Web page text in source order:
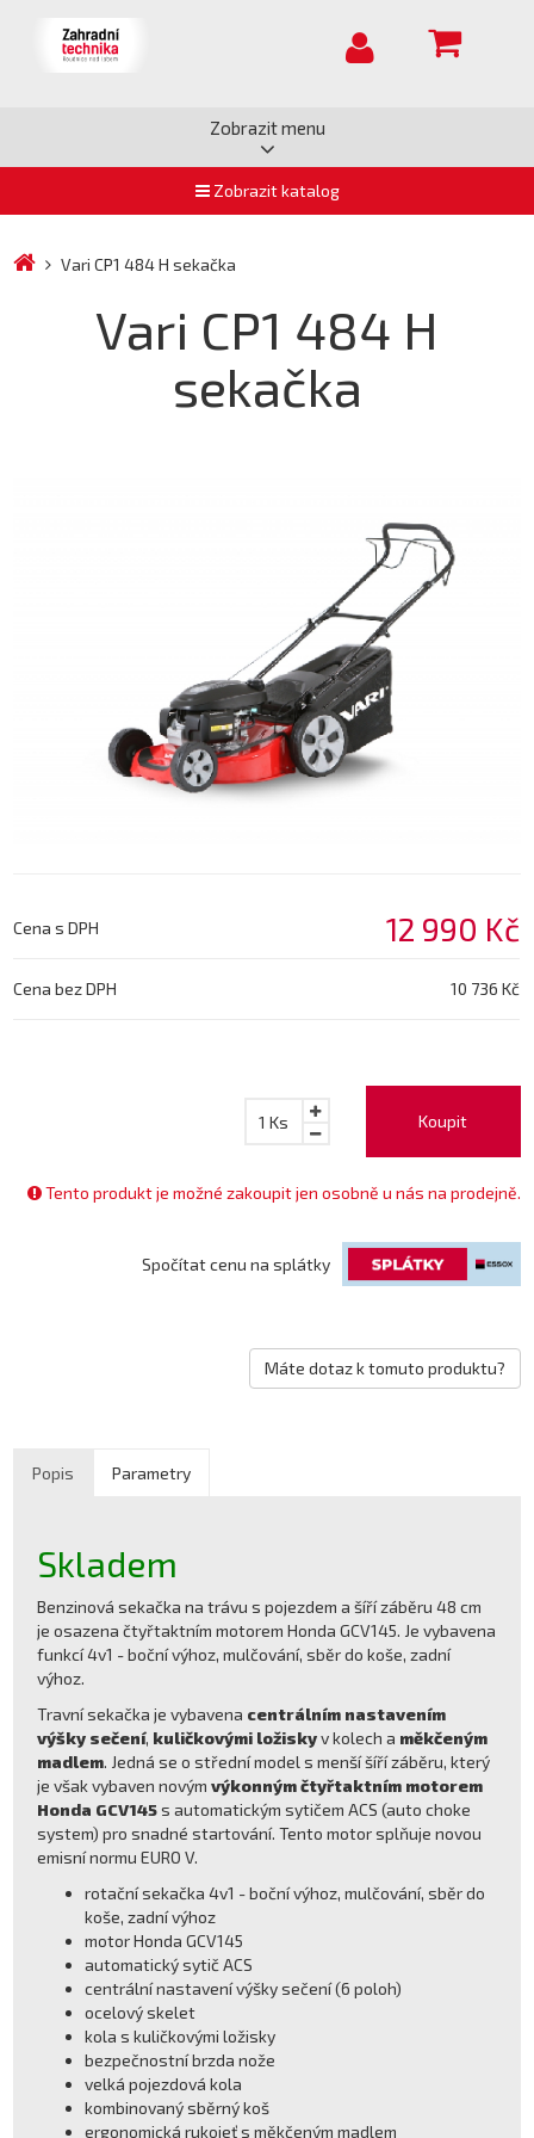
Zobrazit menu
Zobrazit katalog
Vari CP1 484 H sekačka
Vari CP1 484 H
sekačka
Cena s DPH 12 990 Kč
Cena bez DPH 10 736 Kč
Koupit
1 Ks
Tento produkt je možné zakoupit jen osobně u nás na prodejně.
Spočítat cenu na splátky
Máte dotaz k tomuto produktu?
Popis Parametry
Skladem
Benzinová sekačka na trávu s pojezdem a šíří záběru 48 cm
je osazena čtyřtaktním motorem Honda GCV145. Je vybavena
funkcí 4v1 - boční výhoz, mulčování, sběr do koše, zadní
výhoz.
Travní sekačka je vybavena centrálním nastavením
výšky sečení, kuličkovými ložiskyv kolech a měkčeným
madlem. Jedná se o střední model s menší šíří záběru, který
je však vybaven novýmvýkonným čtyřtaktním motorem
Honda GCV145s automatickým sytičem ACS (auto choke
system) pro snadné startování. Tento motor splňuje novou
emisní normu EURO V.
rotační sekačka 4v1 - boční výhoz, mulčování, sběr do
koše, zadní výhoz
motor Honda GCV145
automatický sytič ACS
centrální nastavení výšky sečení (6 poloh)
ocelový skelet
kola s kuličkovými ložisky
bezpečnostní brzda nože
velká pojezdová kola
kombinovaný sběrný koš
ergonomická rukojeť s měkčeným madlem